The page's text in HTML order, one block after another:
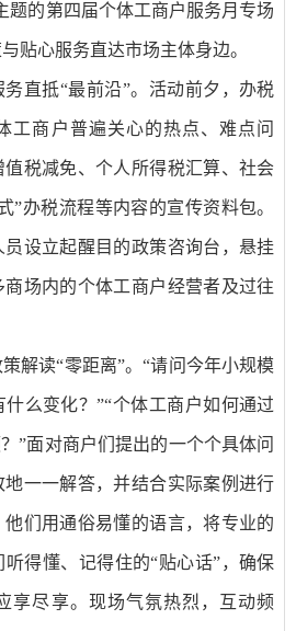
题的第四届个体工商户服务月专场
贴心服务直达市场主体身边。
直抵“最前沿”。活动前夕，办税
工商户普遍关心的热点、难点问
税减免、个人所得税汇算、社会
”办税流程等内容的宣传资料包。
设立起醒目的政策咨询台，悬挂
场内的个体工商户经营者及过往
解读“零距离”。“请问今年小规模
么变化？”“个体工商户如何通过
”面对商户们提出的一个个具体问
一一解答，并结合实际案例进行
们用通俗易懂的语言，将专业的
得懂、记得住的“贴心话”，确保
享尽享。现场气氛热烈，互动频